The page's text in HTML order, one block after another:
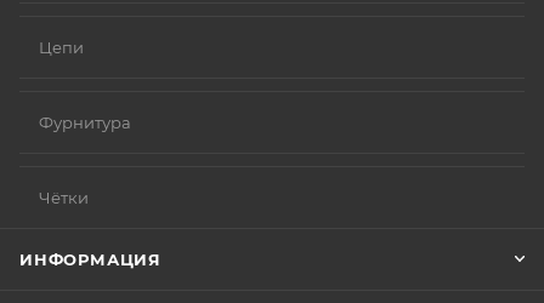
Цепи
Фурнитура
Чётки
ИНФОРМАЦИЯ